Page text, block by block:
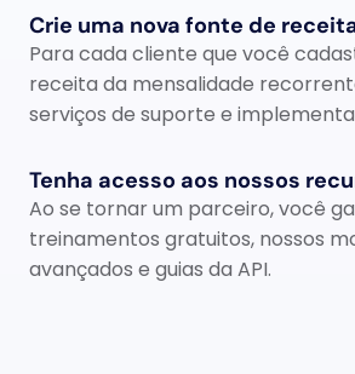
Crie uma nova fonte de
Para cada cliente que você
receita da mensalidade
serviços de suporte e
Tenha acesso aos nossos
Ao se tornar um parceiro, você
treinamentos gratuitos, nossos
avançados e guias da API.